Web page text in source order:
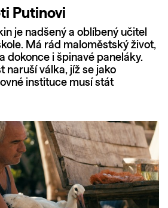
Putinovi
je nadšený a oblíbený učitel
Má rád maloměstský život,
dokonce i špinavé paneláky.
naruší válka, jíž se jako
instituce musí stát